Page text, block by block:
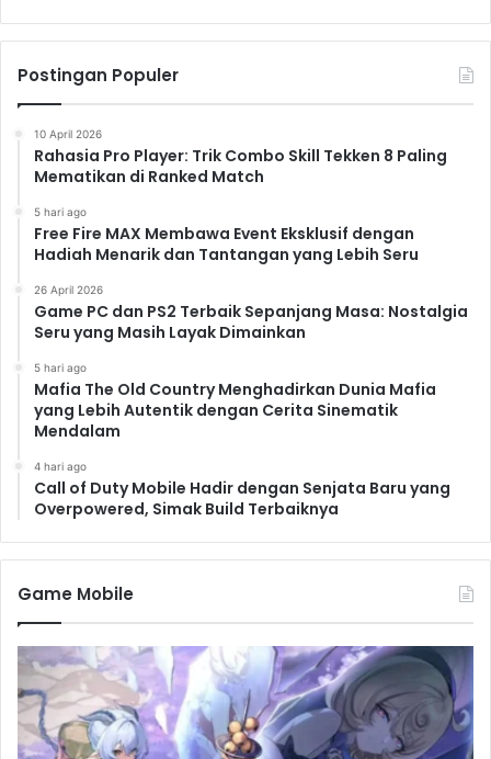
Postingan Populer
10 April 2026
Rahasia Pro Player: Trik Combo Skill Tekken 8 Paling
Mematikan di Ranked Match
5 hari ago
Free Fire MAX Membawa Event Eksklusif dengan
Hadiah Menarik dan Tantangan yang Lebih Seru
26 April 2026
Game PC dan PS2 Terbaik Sepanjang Masa: Nostalgia
Seru yang Masih Layak Dimainkan
5 hari ago
Mafia The Old Country Menghadirkan Dunia Mafia
yang Lebih Autentik dengan Cerita Sinematik
Mendalam
4 hari ago
Call of Duty Mobile Hadir dengan Senjata Baru yang
Overpowered, Simak Build Terbaiknya
Game Mobile